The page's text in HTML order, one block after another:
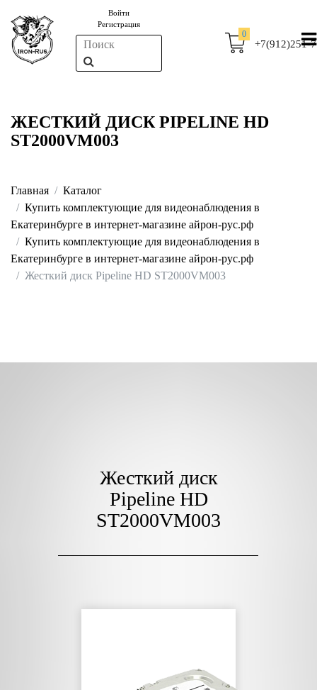
Войти
Регистрация
0
+7(912)251-
ЖЕСТКИЙ ДИСК PIPELINE HD
ST2000VM003
Главная
Каталог
Купить комплектующие для видеонаблюдения в
Екатеринбурге в интернет-магазине айрон-рус.рф
Купить комплектующие для видеонаблюдения в
Екатеринбурге в интернет-магазине айрон-рус.рф
Жесткий диск Pipeline HD ST2000VM003
Жесткий диск
Pipeline HD
ST2000VM003